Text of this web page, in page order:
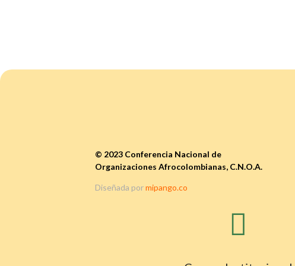
© 2023 Conferencia Nacional de
Organizaciones Afrocolombianas, C.N.O.A.
Diseñada pormipango.co
